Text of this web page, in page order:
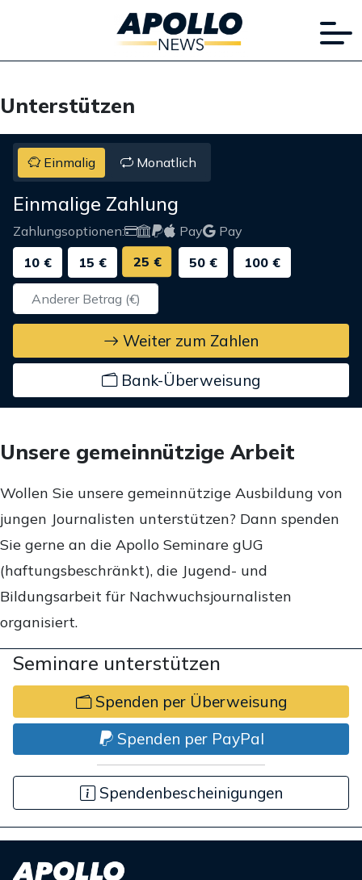
Unterstützen
Einmalig Monatlich
Einmalige Zahlung
Zahlungsoptionen: Pay
Pay
10 €
15 € 25 € 50 € 100 €
Weiter zum Zahlen
Bank-Überweisung
Unsere gemeinnützige Arbeit
Wollen Sie unsere gemeinnützige Ausbildung von
jungen Journalisten unterstützen? Dann spenden
Sie gerne an die Apollo Seminare gUG
(haftungsbeschränkt), die Jugend- und
Bildungsarbeit für Nachwuchsjournalisten
organisiert.
Seminare unterstützen
Spenden per Überweisung
Spenden per PayPal
Spendenbescheinigungen